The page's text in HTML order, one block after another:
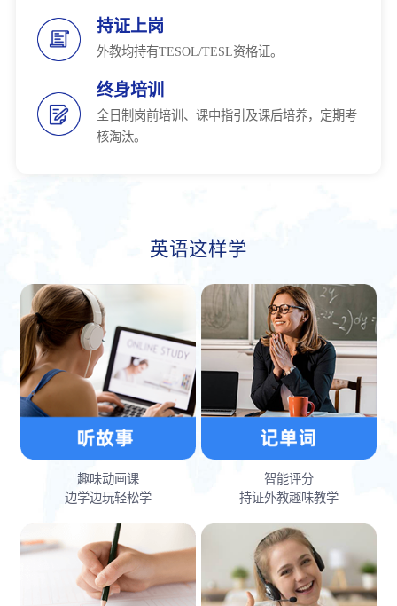
持证上岗
外教均持有TESOL/TESL资格证。
终身培训
全日制岗前培训、课中指引及课后培养，定期考
核淘汰。
英语这样学
趣味动画课
边学边玩轻松学
智能评分
持证外教趣味教学